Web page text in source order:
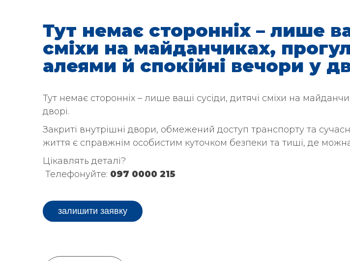
Тут немає сторонніх – лише
сміхи на майданчиках,
алеями й спокійні вечори у
Тут немає сторонніх – лише ваші сусіди, дитячі сміхи на
дворі.
Закриті внутрішні двори, обмежений доступ транспорту та
життя є справжнім особистим куточком безпеки та тиші, де
Цікавлять деталі?
Телефонуйте: 097 0000 215
залишити заявку